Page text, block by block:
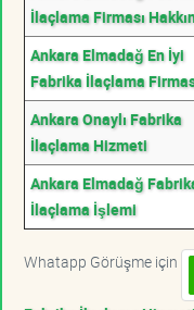
İlaçlama Firması
Ankara Elmadağ En İyi
Fabrika İlaçlama
Ankara Onaylı Fabrika
İlaçlama Hizmeti
Ankara Elmadağ
İlaçlama İşlemi
Whatapp Görüşme için